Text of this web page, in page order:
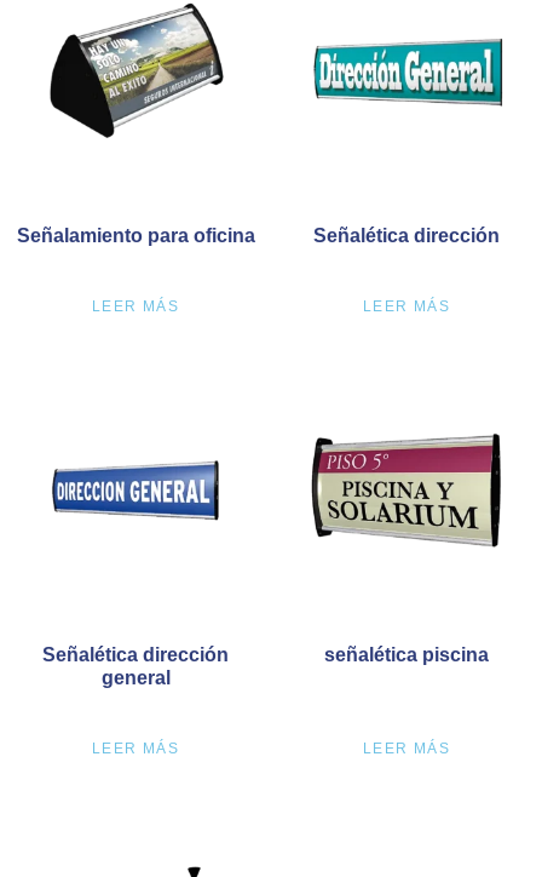
Señalamiento para oficina
LEER MÁS
Señalética dirección
LEER MÁS
Señalética dirección
general
LEER MÁS
señalética piscina
LEER MÁS